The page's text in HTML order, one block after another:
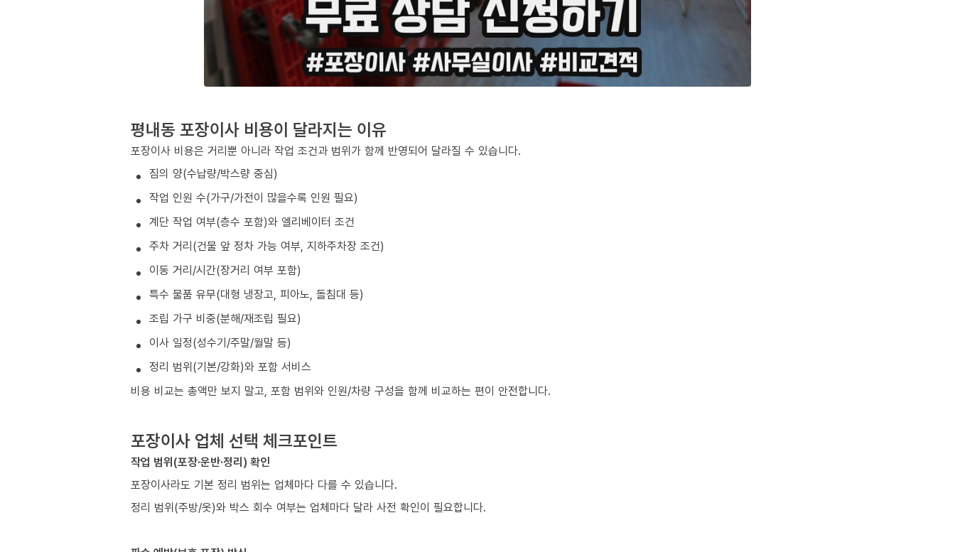
평내동 포장이사 비용이 달라지는 이유
포장이사 비용은 거리뿐 아니라 작업 조건과 범위가 함께 반영되어 달라질 수 있습니다.
짐의 양(수납량/박스량 중심)
작업 인원 수(가구/가전이 많을수록 인원 필요)
계단 작업 여부(층수 포함)와 엘리베이터 조건
주차 거리(건물 앞 정차 가능 여부, 지하주차장 조건)
이동 거리/시간(장거리 여부 포함)
특수 물품 유무(대형 냉장고, 피아노, 돌침대 등)
조립 가구 비중(분해/재조립 필요)
이사 일정(성수기/주말/월말 등)
정리 범위(기본/강화)와 포함 서비스
비용 비교는 총액만 보지 말고, 포함 범위와 인원/차량 구성을 함께 비교하는 편이 안전합니다.
포장이사 업체 선택 체크포인트
작업 범위(포장·운반·정리) 확인
포장이사라도 기본 정리 범위는 업체마다 다를 수 있습니다.
정리 범위(주방/옷)와 박스 회수 여부는 업체마다 달라 사전 확인이 필요합니다.